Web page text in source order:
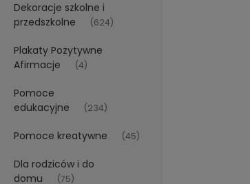
Dekoracje szkolne i
przedszkolne
(624)
Plakaty Pozytywne
Afirmacje
(4)
Pomoce
edukacyjne
(234)
Pomoce kreatywne (45)
Dla rodziców i do
domu
(75)